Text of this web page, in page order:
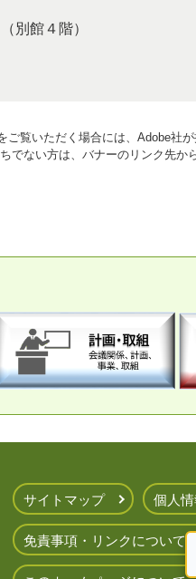
別館４階）
ご覧いただく場合には、Adobe社
でない方は、バナーのリンク先か
サイトマップ 個人
免責事項・リンクについて